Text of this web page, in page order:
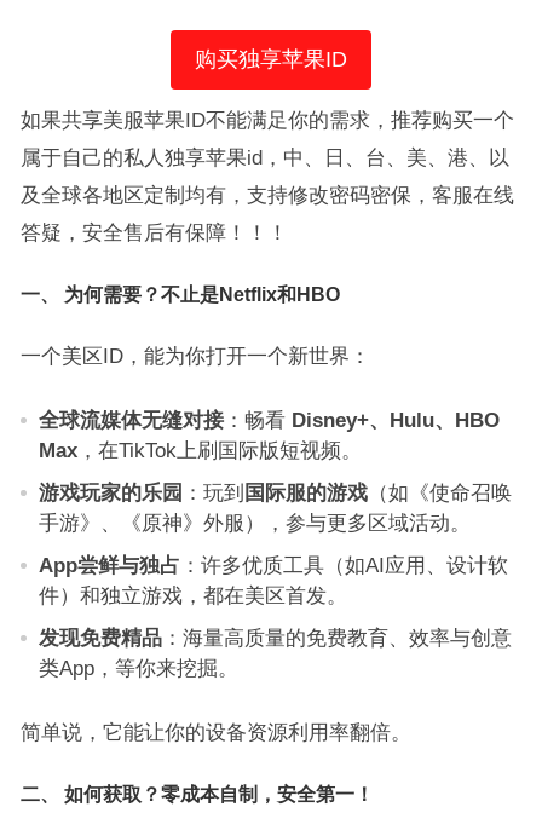
购买独享苹果ID
如果共享美服苹果ID不能满足你的需求，推荐购买一个
属于自己的私人独享苹果id，中、日、台、美、港、以
及全球各地区定制均有，支持修改密码密保，客服在线
答疑，安全售后有保障！！！
一、 为何需要？不止是Netflix和HBO
一个美区ID，能为你打开一个新世界：
全球流媒体无缝对接：畅看 Disney+、Hulu、HBO
Max，在TikTok上刷国际版短视频。
游戏玩家的乐园 ：玩到 国际服的游戏（如《使命召唤
手游》、《原神》外服），参与更多区域活动。
App尝鲜与独占 ：许多优质工具（如AI应用、设计软
件）和独立游戏，都在美区首发。
发现免费精品：海量高质量的免费教育、效率与创意
类App，等你来挖掘。
简单说，它能让你的设备资源利用率翻倍。
二、 如何获取？零成本自制，安全第一！